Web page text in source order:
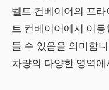
벨트 컨베이어의 프
트 컨베이어에서 이
들 수 있음을 의미합
차량의 다양한 영역